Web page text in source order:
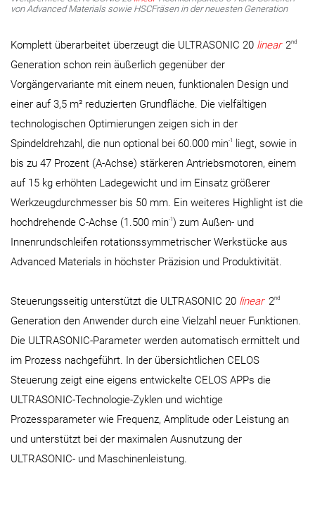
von Advanced Materials sowie HSC­Fräsen in der neuesten Generation
Komplett überarbeitet überzeugt die ULTRASONIC 20 linear 2nd
Generation schon rein äußerlich gegenüber der
Vorgängervariante mit einem neuen, funktionalen Design und
einer auf 3,5 m² reduzierten Grundfläche. Die vielfältigen
technologischen Optimierungen zeigen sich in der
Spindeldrehzahl, die nun optional bei 60.000 min-1
liegt, sowie in
bis zu 47 Prozent (A-Achse) stärkeren Antriebsmotoren, einem
auf 15 kg erhöhten Ladegewicht und im Einsatz größerer
Werkzeugdurchmesser bis 50 mm. Ein weiteres Highlight ist die
hochdrehende C-Achse (1.500 min-1 ) zum Außen- und
Innenrundschleifen rotationssymmetrischer Werkstücke aus
Advanced Materials in höchster Präzision und Produktivität.
Steuerungsseitig unterstützt die ULTRASONIC 20 linear 2nd
Generation den Anwender durch eine Vielzahl neuer Funktionen.
Die ULTRASONIC-Parameter werden automatisch ermittelt und
im Prozess nachgeführt. In der übersichtlichen CELOS
Steuerung zeigt eine eigens entwickelte CELOS APPs die
ULTRASONIC-Technologie-Zyklen und wichtige
Prozessparameter wie Frequenz, Amplitude oder Leistung an
und unterstützt bei der maximalen Ausnutzung der
ULTRASONIC- und Maschinenleistung.